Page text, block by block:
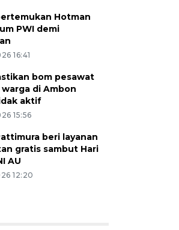
Hotman
PWI demi
16:41
bom pesawat
di Ambon
aktif
15:56
beri layanan
gratis sambut Hari
AU
12:20